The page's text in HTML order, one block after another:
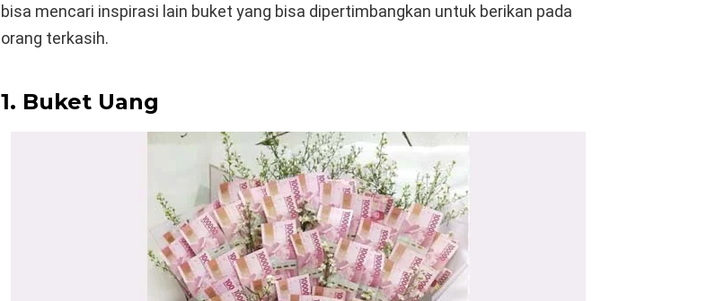
bisa mencari inspirasi lain buket yang bisa dipertimbangkan untuk berikan pada
orang terkasih.
1. Buket Uang